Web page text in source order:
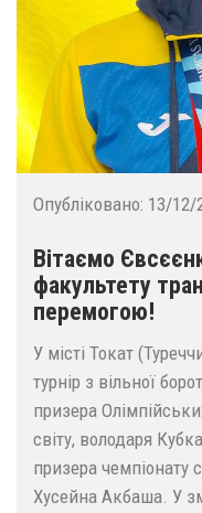
Опубліковано: 13/12/
Вітаємо
факультету
перемогою!
У місті Токат
турнір з вільної
призера
світу, володаря
призера чемпіонату
Хусейна Акбаша. У